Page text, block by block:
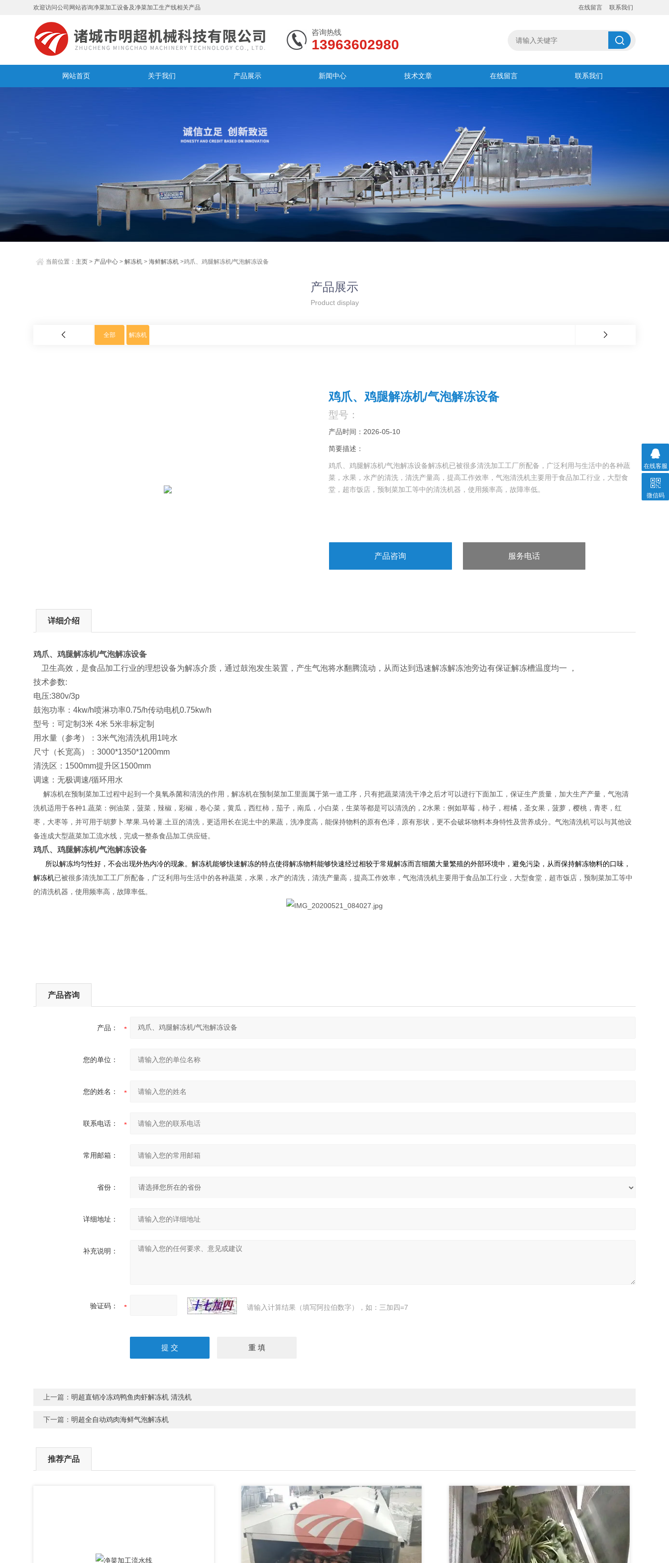
欢迎访问公司网站咨询净菜加工设备及净菜加工生产线相关产品 在线留言 联系我们
咨询热线
13963602980
网站首页 关于我们 产品展示 新闻中心 技术文章 在线留言 联系我们
当前位置： 主页 > 产品中心 >解冻机 >海鲜解冻机 >鸡爪、鸡腿解冻机/气泡解冻设备
产品展示
Product display
全部 解冻机
鸡爪、鸡腿解冻机/气泡解冻设备
型号：
产品时间：2026-05-10
简要描述：
鸡爪、鸡腿解冻机/气泡解冻设备解冻机已被很多清洗加工工厂所配备，广泛利用与生活中的各种蔬
菜，水果，水产的清洗，清洗产量高，提高工作效率，气泡清洗机主要用于食品加工行业，大型食
堂，超市饭店，预制菜加工等中的清洗机器，使用频率高，故障率低。
产品咨询 服务电话
详细介绍
鸡爪、鸡腿解冻机/气泡解冻设备
卫生高效，是食品加工行业的理想设备为解冻介质，通过鼓泡发生装置，产生气泡将水翻腾流动，从而达到迅速解冻解冻池旁边有保证解冻槽温度均一 ，
技术参数:
电压:380v/3p
鼓泡功率：4kw/h喷淋功率0.75/h传动电机0.75kw/h
型号：可定制3米 4米 5米非标定制
用水量（参考）：3米气泡清洗机用1吨水
尺寸（长宽高）：3000*1350*1200mm
清洗区：1500mm提升区1500mm
调速：无极调速/循环用水
解冻机在预制菜加工过程中起到一个臭氧杀菌和清洗的作用，解冻机在预制菜加工里面属于第一道工序，只有把蔬菜清洗干净之后才可以进行下面加工，保证生产质量，加大生产产量，气泡清
洗机适用于各种1.蔬菜：例油菜，菠菜，辣椒，彩椒，卷心菜，黄瓜，西红柿，茄子，南瓜，小白菜，生菜等都是可以清洗的，2水果：例如草莓，柿子，柑橘，圣女果，菠萝，樱桃，青枣，红
枣，大枣等，并可用于胡萝卜.苹果.马铃薯.土豆的清洗，更适用长在泥土中的果蔬，洗净度高，能保持物料的原有色泽，原有形状，更不会破坏物料本身特性及营养成分。气泡清洗机可以与其他设
备连成大型蔬菜加工流水线，完成一整条食品加工供应链。
鸡爪、鸡腿解冻机/气泡解冻设备
所以解冻均匀性好，不会出现外热内冷的现象。解冻机能够快速解冻的特点使得解冻物料能够快速经过相较于常规解冻而言细菌大量繁殖的外部环境中，避免污染，从而保持解冻物料的口味，
解冻机已被很多清洗加工工厂所配备，广泛利用与生活中的各种蔬菜，水果，水产的清洗，清洗产量高，提高工作效率，气泡清洗机主要用于食品加工行业，大型食堂，超市饭店，预制菜加工等中
的清洗机器，使用频率高，故障率低。
产品咨询
产品：
您的单位：
您的姓名：
联系电话：
常用邮箱：
省份：
详细地址：
补充说明：
验证码： 请输入计算结果（填写阿拉伯数字），如：三加四=7
上一篇： 明超直销冷冻鸡鸭鱼肉虾解冻机 清洗机
下一篇： 明超全自动鸡肉海鲜气泡解冻机
推荐产品
在线客服
微信码